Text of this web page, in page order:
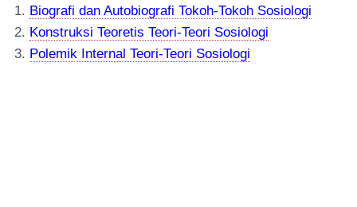
1. Biografi dan Autobiografi Tokoh-Tokoh Sosiologi
2. Konstruksi Teoretis Teori-Teori Sosiologi
3. Polemik Internal Teori-Teori Sosiologi